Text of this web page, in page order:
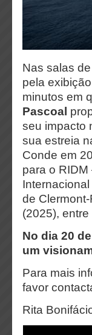
Nas salas
pela
minutos em
Pascoal
seu impacto
sua estreia
Conde em
para o RIDM
de Clermont-
(2025), entre
No dia 20
um
Para mais
favor
Rita